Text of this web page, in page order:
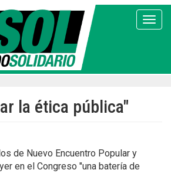
la ética pública"
de Nuevo Encuentro Popular y
en el Congreso "una batería de